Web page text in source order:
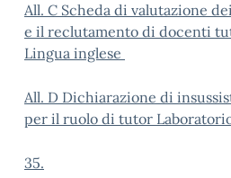
All. C Scheda di valutazione
e il reclutamento di docenti
Lingua inglese
All. D Dichiarazione di
per il ruolo di tutor
35.